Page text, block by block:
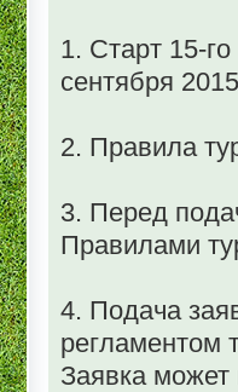
1. Старт 15-
сентября 2015
2. Правила
3. Перед
Правилами
4. Подача
регламентом
Заявка может